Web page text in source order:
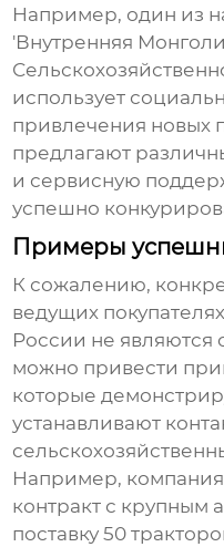
Например, один из
'Внутренняя
использует
привлечения новых
предлагают
и сервисную
успешно
Примеры
К сожалению,
ведущих
России не
можно привести
которые
устанавливают
Например,
контракт с крупным
поставку 50